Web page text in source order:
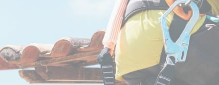
Contact
Location de salles
Trouver un artisan